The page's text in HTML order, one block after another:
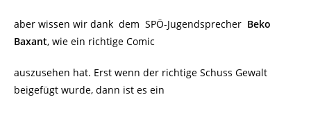
aber wissen wir dank dem SPÖ-Jugendsprecher Beko
Baxant, wie ein richtige Comic
auszusehen hat. Erst wenn der richtige Schuss Gewalt
beigefügt wurde, dann ist es ein